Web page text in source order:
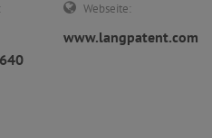
Webseite:
www.langpatent.com